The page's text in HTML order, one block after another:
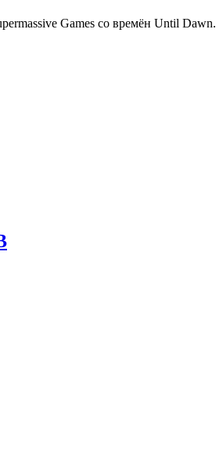
Games со времён Until Dawn.